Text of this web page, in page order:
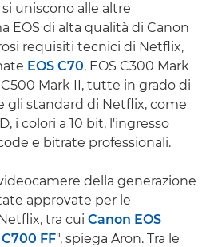
si uniscono alle altre
EOS di alta qualità di Canon
requisiti tecnici di Netflix,
EOS C70, EOS C300 Mark
C500 Mark II, tutte in grado di
gli standard di Netflix, come
i colori a 10 bit, l'ingresso
e bitrate professionali.
della generazione
approvate per le
tra cui Canon EOS
C700 FF", spiega Aron. Tra le